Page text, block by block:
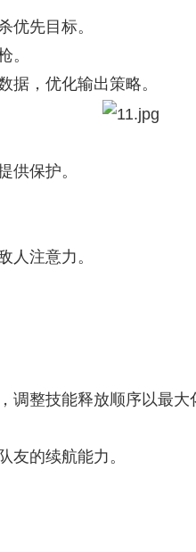
优先目标。
。
据，优化输出策略。
供保护。
人注意力。
调整技能释放顺序以最大
友的续航能力。